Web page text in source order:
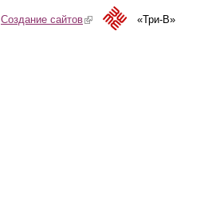
Создание сайтов(link is external)«Три-В»